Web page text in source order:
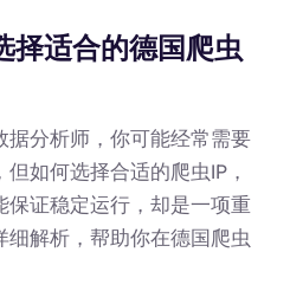
择适合的德国爬虫
据分析师，你可能经常需要
如何选择合适的爬虫IP，
保证稳定运行，却是一项重
解析，帮助你在德国爬虫